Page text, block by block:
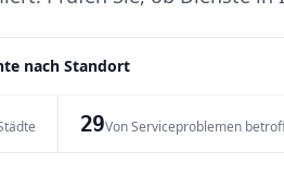
nach Standort
29Von Serviceproblemen